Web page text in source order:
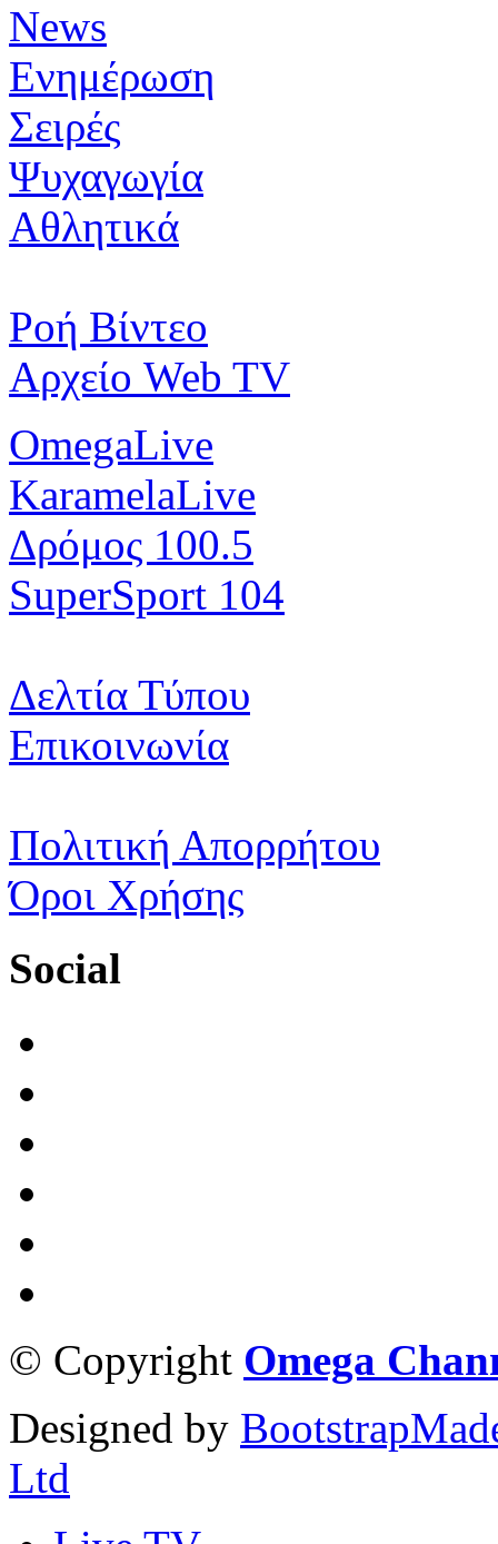
News
Ενημέρωση
Σειρές
Ψυχαγωγία
Αθλητικά
Ροή Βίντεο
Αρχείο Web TV
OmegaLive
KaramelaLive
Δρόμος 100.5
SuperSport 104
Δελτία Τύπου
Επικοινωνία
Πολιτική Απορρήτου
Όροι Χρήσης
Social
© Copyright Omega
Designed by
Ltd